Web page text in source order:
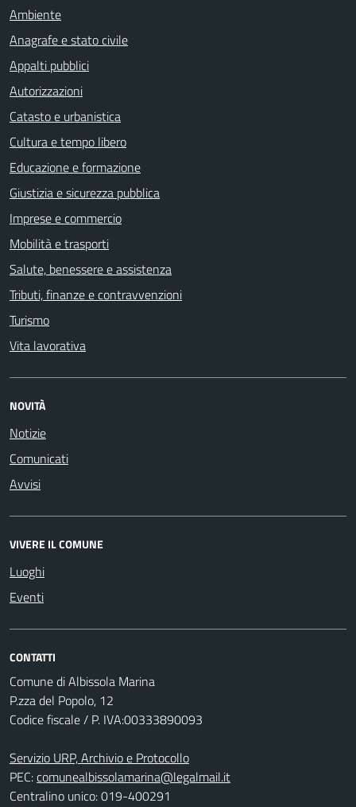
Ambiente
Anagrafe e stato civile
Appalti pubblici
Autorizzazioni
Catasto e urbanistica
Cultura e tempo libero
Educazione e formazione
Giustizia e sicurezza pubblica
Imprese e commercio
Mobilità e trasporti
Salute, benessere e assistenza
Tributi, finanze e contravvenzioni
Turismo
Vita lavorativa
NOVITÀ
Notizie
Comunicati
Avvisi
VIVERE IL COMUNE
Luoghi
Eventi
CONTATTI
Comune di Albissola Marina
P.zza del Popolo, 12
Codice fiscale / P. IVA:00333890093
Servizio URP, Archivio e Protocollo
PEC:comunealbissolamarina@legalmail.it
Centralino unico: 019-400291